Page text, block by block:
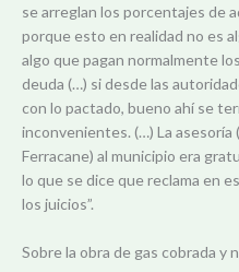
se arreglan los porcentajes de
porque esto en realidad no es
algo que pagan normalmente
deuda (…) si desde las
con lo pactado, bueno ahí se
inconvenientes. (…) La asesoría
Ferracane) al municipio era
lo que se dice que reclama en
los juicios”.
Sobre la obra de gas cobrada y